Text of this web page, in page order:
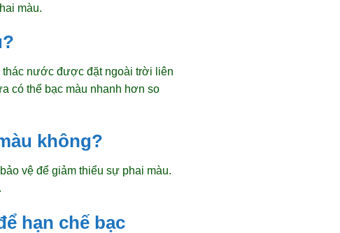
màu.
nước được đặt ngoài trời liên
có thể bạc màu nhanh hơn so
không?
vệ để giảm thiểu sự phai màu.
hạn chế bạc